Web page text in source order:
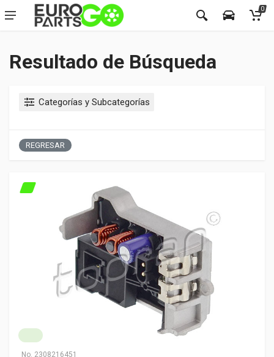
0
Resultado de Búsqueda
Categorías y Subcategorías
REGRESAR
No. 2308216451